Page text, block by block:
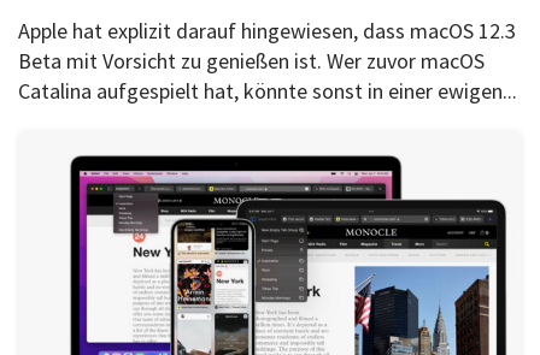
Apple hat explizit darauf hingewiesen, dass macOS 12.3
Beta mit Vorsicht zu genießen ist. Wer zuvor macOS
Catalina aufgespielt hat, könnte sonst in einer ewigen...